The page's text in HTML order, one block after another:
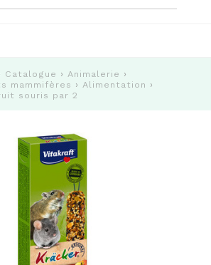
Catalogue › Animalerie ›
mammifères › Alimentation ›
souris par 2